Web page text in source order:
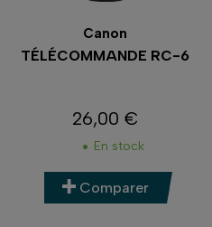
Canon
TÉLÉCOMMANDE RC-6
Prix
26,00 €
En stock
Comparer